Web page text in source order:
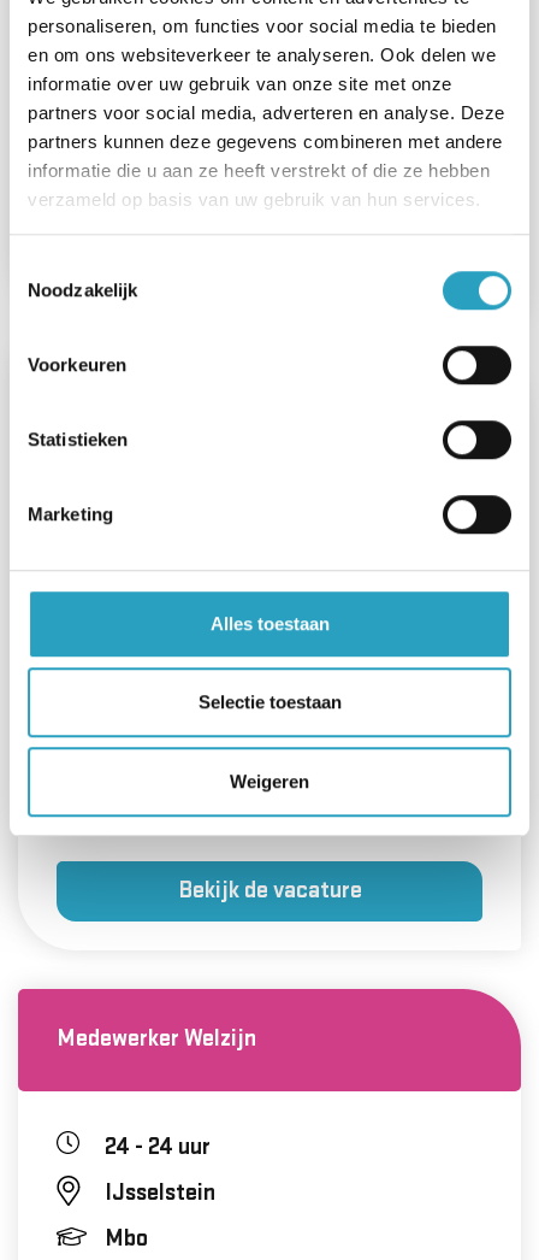
personaliseren, om functies voor social media te bieden
en om ons websiteverkeer te analyseren. Ook delen we
informatie over uw gebruik van onze site met onze
partners voor social media, adverteren en analyse. Deze
partners kunnen deze gegevens combineren met andere
informatie die u aan ze heeft verstrekt of die ze hebben
verzameld op basis van uw gebruik van hun services.
Noodzakelijk
Voorkeuren
Statistieken
Marketing
Alles toestaan
Selectie toestaan
Weigeren
Psychogeriatrische zorg (PG),
Somatische zorg
FWG-schaal 55
Meerdere locaties
Dagdiensten
24 - 28 uur
FWG-schaal 40
’t Huis aan de Vecht
Dagdiensten
Bekijk de vacature
Medewerker Welzijn
24 - 24 uur
IJsselstein
Mbo